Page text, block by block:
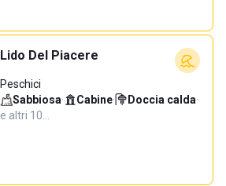
Lido Del Piacere
Peschici
Sabbiosa· Cabine· Doccia calda·
e altri 10…